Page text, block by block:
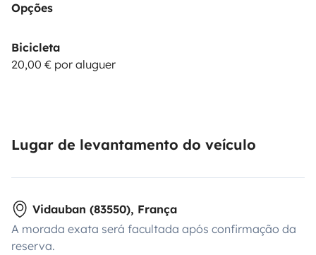
Opções
Bicicleta
20,00 € por aluguer
Lugar de levantamento do veículo
Vidauban (83550), França
A morada exata será facultada após confirmação da
reserva.